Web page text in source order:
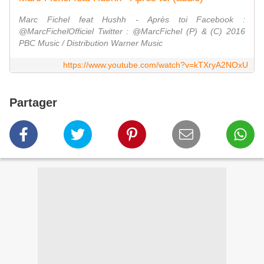
Marc Fichel feat Hushh - Après toi Facebook :
@MarcFichelOfficiel Twitter : @MarcFichel (P) & (C) 2016
PBC Music / Distribution Warner Music
https://www.youtube.com/watch?v=kTXryA2NOxU
Partager